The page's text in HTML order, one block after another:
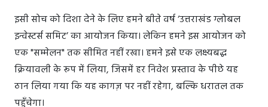
इसी सोच को दिशा देने के लिए हमने बीते वर्ष ‘उत्तराखंड ग्लोबल
इन्वेस्टर्स समिट’ का आयोजन किया। लेकिन हमने इस आयोजन को
एक "सम्मेलन" तक सीमित नहीं रखा। हमने इसे एक लक्ष्यबद्ध
क्रियावली के रूप में लिया, जिसमें हर निवेश प्रस्ताव के पीछे यह
ठान लिया गया कि यह कागज़ पर नहीं रहेगा, बल्कि धरातल तक
पहुँचेगा।